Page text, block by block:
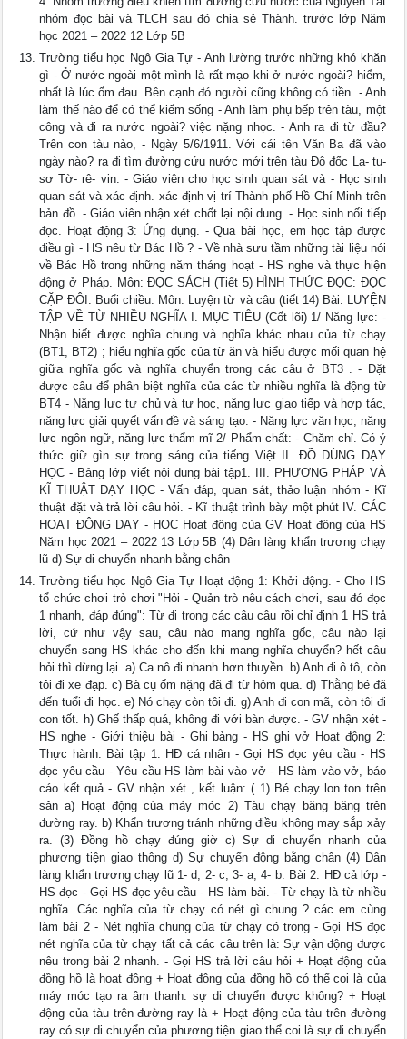
nhóm đọc bài và TLCH sau đó chia sẻ Thành. trước lớp Năm
học 2021 – 2022 12 Lớp 5B
Trường tiểu học Ngô Gia Tự - Anh lường trước những khó khăn
gì - Ở nước ngoài một mình là rất mạo khi ở nước ngoài? hiểm,
nhất là lúc ốm đau. Bên cạnh đó người cũng không có tiền. - Anh
làm thế nào để có thể kiếm sống - Anh làm phụ bếp trên tàu, một
công và đi ra nước ngoài? việc nặng nhọc. - Anh ra đi từ đầu?
Trên con tàu nào, - Ngày 5/6/1911. Với cái tên Văn Ba đã vào
ngày nào? ra đi tìm đường cứu nước mới trên tàu Đô đốc La- tu-
sơ Tờ- rê- vin. - Giáo viên cho học sinh quan sát và - Học sinh
quan sát và xác định. xác định vị trí Thành phố Hồ Chí Minh trên
bản đồ. - Giáo viên nhận xét chốt lại nội dung. - Học sinh nối tiếp
đọc. Hoạt động 3: Ứng dụng. - Qua bài học, em học tập được
điều gì - HS nêu từ Bác Hồ ? - Về nhà sưu tầm những tài liệu nói
về Bác Hồ trong những năm tháng hoạt - HS nghe và thực hiện
động ở Pháp. Môn: ĐỌC SÁCH (Tiết 5) HÌNH THỨC ĐỌC: ĐỌC
CẶP ĐÔI. Buổi chiều: Môn: Luyện từ và câu (tiết 14) Bài: LUYỆN
TẬP VỀ TỪ NHIỀU NGHĨA I. MỤC TIÊU (Cốt lõi) 1/ Năng lực: -
Nhận biết được nghĩa chung và nghĩa khác nhau của từ chạy
(BT1, BT2) ; hiểu nghĩa gốc của từ ăn và hiểu được mối quan hệ
giữa nghĩa gốc và nghĩa chuyển trong các câu ở BT3 . - Đặt
được câu để phân biệt nghĩa của các từ nhiều nghĩa là động từ
BT4 - Năng lực tự chủ và tự học, năng lực giao tiếp và hợp tác,
năng lực giải quyết vấn đề và sáng tạo. - Năng lực văn học, năng
lực ngôn ngữ, năng lực thẩm mĩ 2/ Phẩm chất: - Chăm chỉ. Có ý
thức giữ gìn sự trong sáng của tiếng Việt II. ĐỒ DÙNG DẠY
HỌC - Bảng lớp viết nội dung bài tập1. III. PHƯƠNG PHÁP VÀ
KĨ THUẬT DẠY HỌC - Vấn đáp, quan sát, thảo luận nhóm - Kĩ
thuật đặt và trả lời câu hỏi. - Kĩ thuật trình bày một phút IV. CÁC
HOẠT ĐỘNG DẠY - HỌC Hoạt động của GV Hoạt động của HS
Năm học 2021 – 2022 13 Lớp 5B (4) Dân làng khẩn trương chạy
lũ d) Sự di chuyển nhanh bằng chân
Trường tiểu học Ngô Gia Tự Hoạt động 1: Khởi động. - Cho HS
tổ chức chơi trò chơi "Hỏi - Quản trò nêu cách chơi, sau đó đọc
1 nhanh, đáp đúng": Từ đi trong các câu câu rồi chỉ định 1 HS trả
lời, cứ như vậy sau, câu nào mang nghĩa gốc, câu nào lại
chuyển sang HS khác cho đến khi mang nghĩa chuyển? hết câu
hỏi thì dừng lại. a) Ca nô đi nhanh hơn thuyền. b) Anh đi ô tô, còn
tôi đi xe đạp. c) Bà cụ ốm nặng đã đi từ hôm qua. d) Thằng bé đã
đến tuổi đi học. e) Nó chạy còn tôi đi. g) Anh đi con mã, còn tôi đi
con tốt. h) Ghế thấp quá, không đi với bàn được. - GV nhận xét -
HS nghe - Giới thiệu bài - Ghi bảng - HS ghi vở Hoạt động 2:
Thực hành. Bài tập 1: HĐ cá nhân - Gọi HS đọc yêu cầu - HS
đọc yêu cầu - Yêu cầu HS làm bài vào vở - HS làm vào vở, báo
cáo kết quả - GV nhận xét , kết luận: ( 1) Bé chạy lon ton trên
sân a) Hoạt động của máy móc 2) Tàu chạy băng băng trên
đường ray. b) Khẩn trương tránh những điều không may sắp xảy
ra. (3) Đồng hồ chạy đúng giờ c) Sự di chuyển nhanh của
phương tiện giao thông d) Sự chuyển động bằng chân (4) Dân
làng khẩn trương chạy lũ 1- d; 2- c; 3- a; 4- b. Bài 2: HĐ cả lớp -
HS đọc - Gọi HS đọc yêu cầu - HS làm bài. - Từ chạy là từ nhiều
nghĩa. Các nghĩa của từ chạy có nét gì chung ? các em cùng
làm bài 2 - Nét nghĩa chung của từ chạy có trong - Gọi HS đọc
nét nghĩa của từ chạy tất cả các câu trên là: Sự vận động được
nêu trong bài 2 nhanh. - Gọi HS trả lời câu hỏi + Hoạt động của
đồng hồ là hoạt động + Hoạt động của đồng hồ có thể coi là của
máy móc tạo ra âm thanh. sự di chuyển được không? + Hoạt
động của tàu trên đường ray là + Hoạt động của tàu trên đường
ray có sự di chuyển của phương tiện giao thể coi là sự di chuyển